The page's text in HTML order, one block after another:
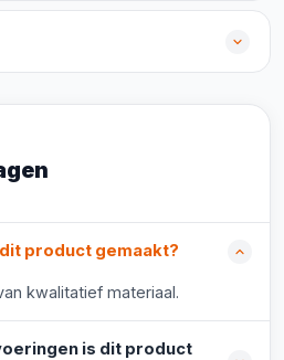
product gemaakt?
kwalitatief materiaal.
is dit product